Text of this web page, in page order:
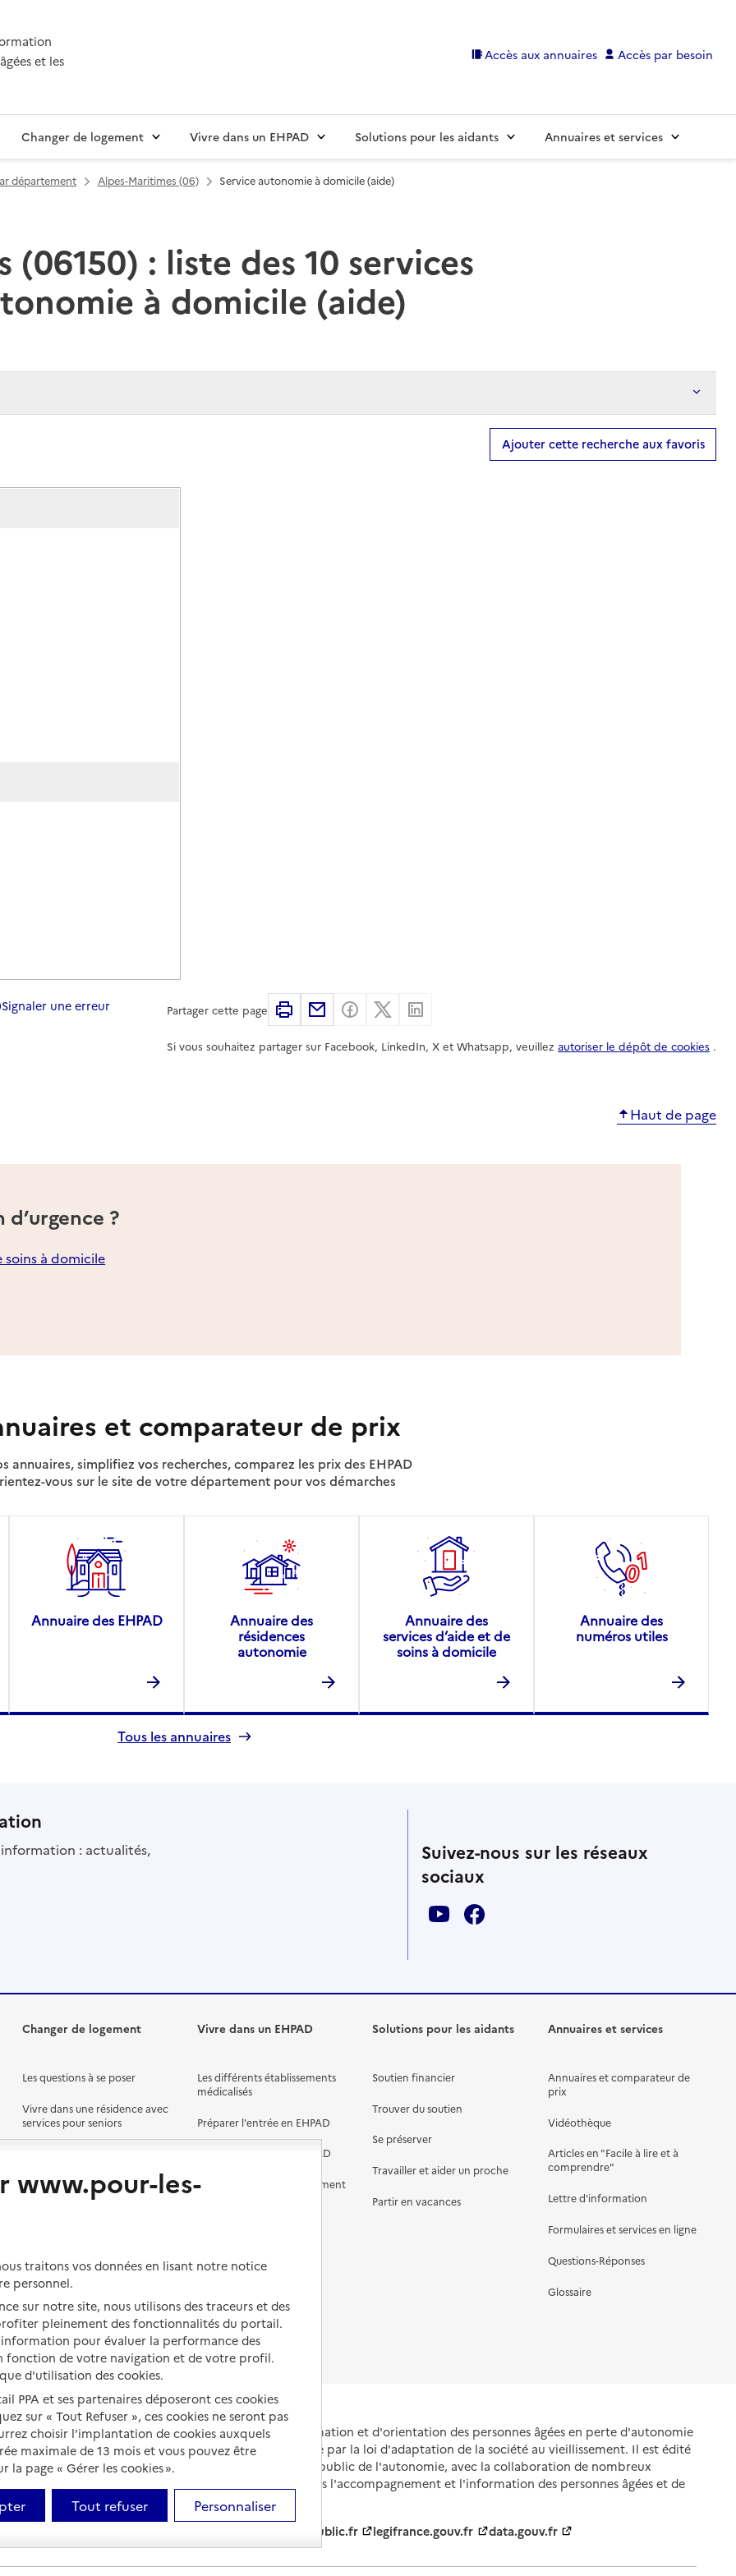
et les
Accès aux annuaires Accès par besoin
Changer de logement Vivre dans un EHPAD Solutions pour les aidants Annuaires et services
département Alpes-Maritimes (06) Service autonomie à domicile (aide)
(06150) : liste des 10 services
à domicile (aide)
Ajouter cette recherche aux favoris
Signaler une erreur Partager cette page ImprimerPartager par email
Partager sur Facebook
Partager sur X
Si vous souhaitez partager sur Facebook, LinkedIn, X et Whatsapp, veuillez autoriser le dépôt de cookies .
Haut de page
?
soins à domicile
et comparateur de prix
annuaires, simplifiez vos recherches, comparez les prix des EHPAD
vous sur le site de votre département pour vos démarches
Annuaire des EHPAD
Annuaire des
résidences
autonomie
Annuaire des
services d’aide et de
soins à domicile
Annuaire des
numéros utiles
Tous les annuaires
: actualités,
Suivez-nous sur les réseaux
sociaux
Changer de logement
Les questions à se poser
Vivre dans une résidence avec
services pour seniors
Vivre en accueil familial
Vivre dans un EHPAD
Les différents établissements
médicalisés
Préparer l'entrée en EHPAD
Aides financières en EHPAD
Prévention, accompagnement
Droits en EHPAD
Fin de vie en EHPAD
Solutions pour les aidants
Soutien financier
Trouver du soutien
Se préserver
Travailler et aider un proche
Partir en vacances
Annuaires et services
Annuaires et comparateur de
prix
Vidéothèque
Articles en "Facile à lire et à
comprendre"
Lettre d'information
Formulaires et services en ligne
Questions-Réponses
Glossaire
Portail national d'information et d'orientation des personnes âgées en perte d'autonomie
et de leurs proches, créé par la loi d'adaptation de la société au vieillissement. Il est édité
et animé par le Service public de l'autonomie, avec la collaboration de nombreux
partenaires engagés dans l'accompagnement et l'information des personnes âgées et de
leurs aidants.
service-public.fr legifrance.gouv.fr data.gouv.fr
www.pour-les-
traitons vos données en lisant notre notice
personnel.
sur notre site, nous utilisons des traceurs et des
pleinement des fonctionnalités du portail.
pour évaluer la performance des
fonction de votre navigation et de votre profil.
d'utilisation des cookies.
PPA et ses partenaires déposeront ces cookies
sur « Tout Refuser », ces cookies ne seront pas
choisir l’implantation de cookies auxquels
maximale de 13 mois et vous pouvez être
page « Gérer les cookies ».
Tout refuser Personnaliser